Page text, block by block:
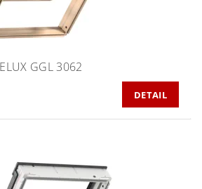
GGL 3062
DETAIL